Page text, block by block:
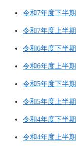
令和7年度下半
令和7年度上半
令和6年度下半
令和6年度上半
令和5年度下半
令和5年度上半
令和4年度下半
令和4年度上半